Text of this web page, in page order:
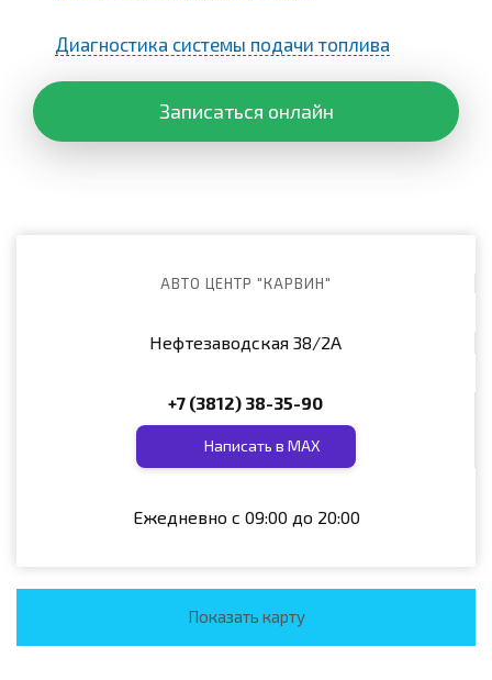
Диагностика системы подачи топлива
Записаться онлайн
АВТО ЦЕНТР "КАРВИН"
Нефтезаводская 38/2А
+7 (3812) 38-35-90
Написать в MAX
Ежедневно с 09:00 до 20:00
Показать карту